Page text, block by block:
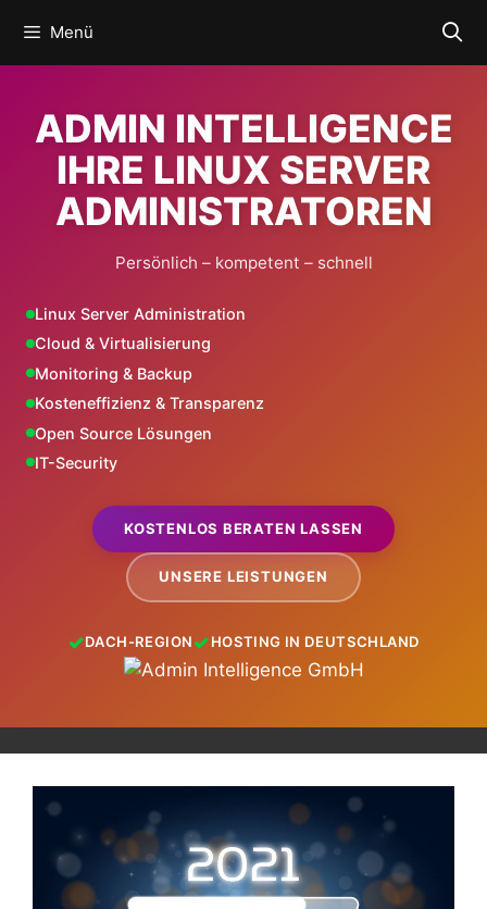
Inhalt
springen
Menü
ADMIN INTELLIGENCE
IHRE LINUX SERVER
ADMINISTRATOREN
Persönlich – kompetent – schnell
Linux Server Administration
Cloud & Virtualisierung
Monitoring & Backup
Kosteneffizienz & Transparenz
Open Source Lösungen
IT-Security
KOSTENLOS BERATEN LASSEN
UNSERE LEISTUNGEN
DACH-REGION HOSTING IN DEUTSCHLAND